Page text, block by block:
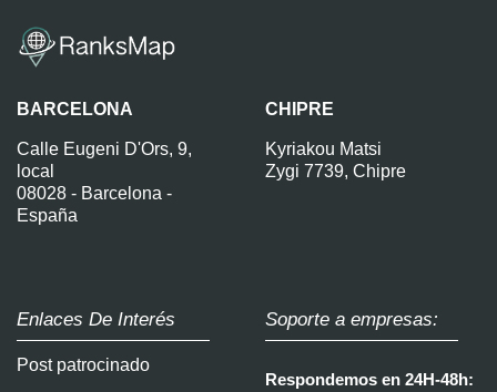
BARCELONA
Calle Eugeni D'Ors, 9,
local
08028 - Barcelona -
España
CHIPRE
Kyriakou Matsi
Zygi 7739, Chipre
Enlaces De Interés
Post patrocinado
Soporte a empresas:
Respondemos en 24H-48h: